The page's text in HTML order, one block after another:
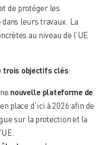
de protéger les
leurs travaux. La
au niveau de l’UE
trois objectifs clés:
nouvelle plateforme de
place d’ici à 2026 afin de
sur la protection et la